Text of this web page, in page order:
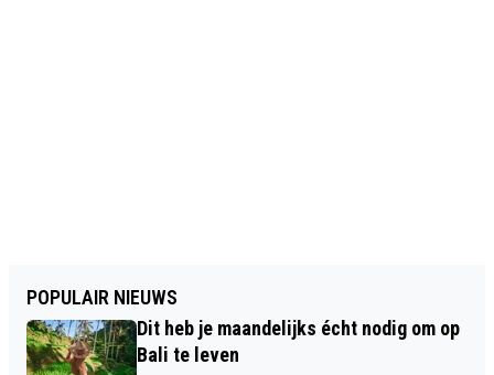
POPULAIR NIEUWS
Dit heb je maandelijks écht nodig om op
Bali te leven